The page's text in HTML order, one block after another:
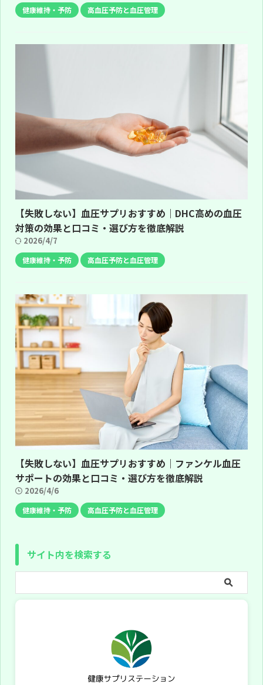
健康維持・予防 高血圧予防と血圧管理
【失敗しない】血圧サプリおすすめ｜DHC高めの血圧
対策の効果と口コミ・選び方を徹底解説
2026/4/7
健康維持・予防 高血圧予防と血圧管理
【失敗しない】血圧サプリおすすめ｜ファンケル血圧
サポートの効果と口コミ・選び方を徹底解説
2026/4/6
健康維持・予防 高血圧予防と血圧管理
サイト内を検索する